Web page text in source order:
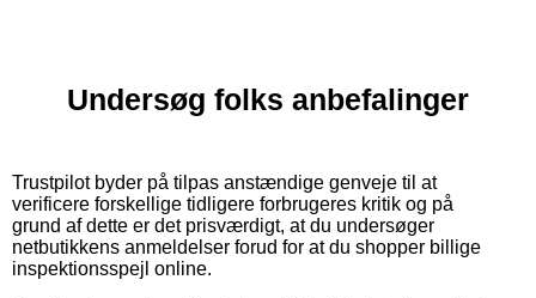
Undersøg folks anbefalinger
Trustpilot byder på tilpas anstændige genveje til at
verificere forskellige tidligere forbrugeres kritik og på
grund af dette er det prisværdigt, at du undersøger
netbutikkens anmeldelser forud for at du shopper billige
inspektionsspejl online.